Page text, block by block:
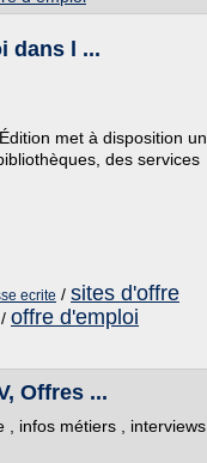
dans l ...
met à disposition un
des services
ecrite / sites d'offre
/ offre d'emploi
Offres ...
, infos métiers , interviews